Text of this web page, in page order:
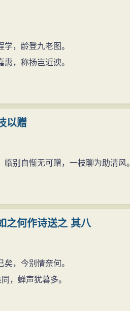
，龄登九老图。
，称扬岂近谀。
以赠
别自惭无可赠，一枝聊为助清风。
之何作诗送之 其八
，今别情奈何。
，蝉声犹暮多。